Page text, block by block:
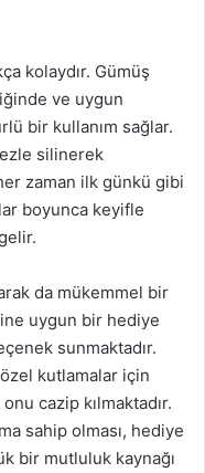
kolaydır. Gümüş
ve uygun
bir kullanım sağlar.
silinerek
zaman ilk günkü gibi
boyunca keyifle
da mükemmel bir
uygun bir hediye
sunmaktadır.
kutlamalar için
cazip kılmaktadır.
sahip olması, hediye
bir mutluluk kaynağı